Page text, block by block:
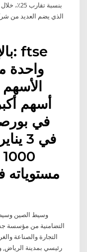
أسهم
في
وسيط الصين وسيط
التضامنية من مؤسسة
رئيسي بمدينة الرياض,